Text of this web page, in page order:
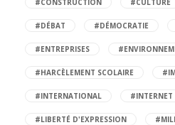
#DÉBAT #DÉMOCRATIE
#ENTREPRISES
#HARCÈLEMENT SCOLAIRE
#INTERNATIONAL #INTERNET
#LIBERTÉ D'EXPRESSION